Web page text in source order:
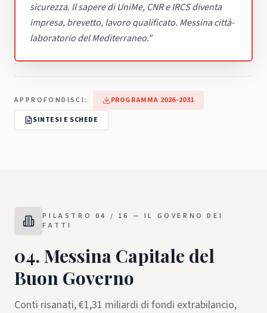
sicurezza. Il sapere di UniMe, CNR e IRCS diventa
impresa, brevetto, lavoro qualificato. Messina città-
laboratorio del Mediterraneo."
APPROFONDISCI:
PROGRAMMA 2026-2031
SINTESI E SCHEDE
PILASTRO 04 / 16 — IL GOVERNO DEI
FATTI
04. Messina Capitale del
Buon Governo
Conti risanati, €1,31 miliardi di fondi extrabilancio,